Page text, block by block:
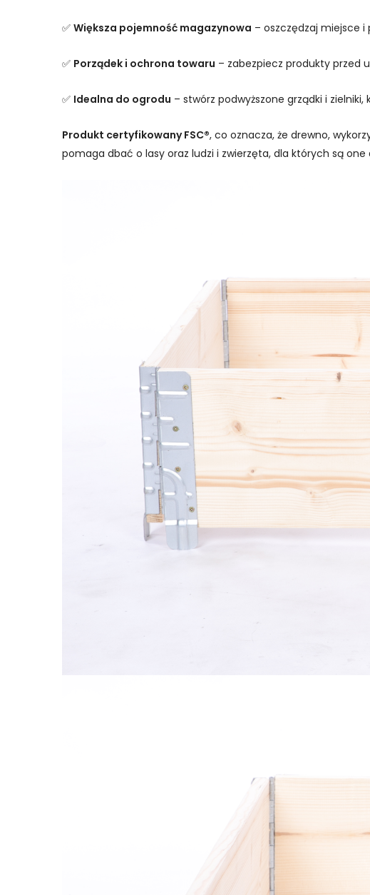
✅ Większa pojemność magazynowa – oszczędzaj miejsce
✅ Porządek i ochrona towaru – zabezpiecz produkty przed
✅ Idealna do ogrodu – stwórz podwyższone grządki i
Produkt certyfikowany FSC®, co oznacza, że drewno,
pomaga dbać o lasy oraz ludzi i zwierzęta, dla których są